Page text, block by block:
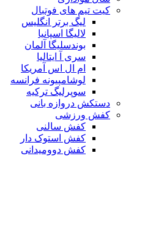
کیت تیم های فوتبال
لیگ برتر انگلیس
لالیگا اسپانیا
بوندسلیگا آلمان
سری آ ایتالیا
ام ال اس آمریکا
لوشامپیونه فرانسه
سوپرلیگ ترکیه
دستکش دروازه بانی
کفش ورزشی
کفش سالنی
کفش استوک دار
کفش دوومیدانی